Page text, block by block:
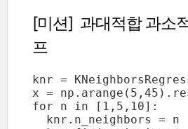
[미션] 과대적합 과소
프
knr =
x =
for n in [1,5,10]:
  knr.n_neighbors = n